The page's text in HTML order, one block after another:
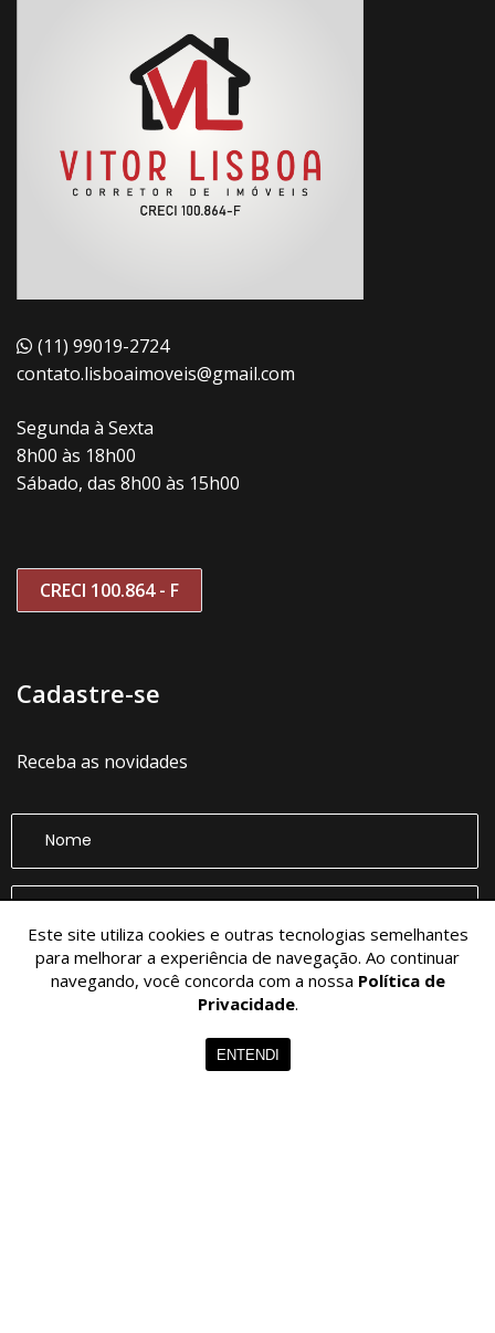
(11) 99019-2724
contato.lisboaimoveis@gmail.com
Segunda à Sexta
8h00 às 18h00
Sábado, das 8h00 às 15h00
CRECI 100.864 - F
Cadastre-se
Receba as novidades
CADASTRAR
Este site utiliza cookies e outras tecnologias semelhantes
para melhorar a experiência de navegação. Ao continuar
navegando, você concorda com a nossa Política de
Privacidade.
ENTENDI